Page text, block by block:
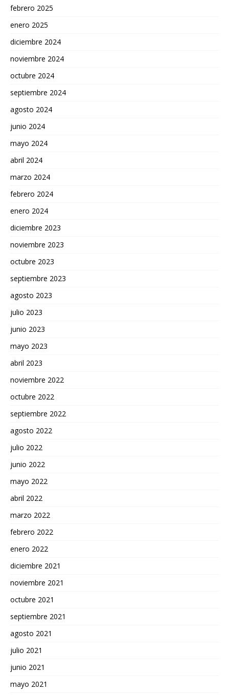
febrero 2025
enero 2025
diciembre 2024
noviembre 2024
octubre 2024
septiembre 2024
agosto 2024
junio 2024
mayo 2024
abril 2024
marzo 2024
febrero 2024
enero 2024
diciembre 2023
noviembre 2023
octubre 2023
septiembre 2023
agosto 2023
julio 2023
junio 2023
mayo 2023
abril 2023
noviembre 2022
octubre 2022
septiembre 2022
agosto 2022
julio 2022
junio 2022
mayo 2022
abril 2022
marzo 2022
febrero 2022
enero 2022
diciembre 2021
noviembre 2021
octubre 2021
septiembre 2021
agosto 2021
julio 2021
junio 2021
mayo 2021